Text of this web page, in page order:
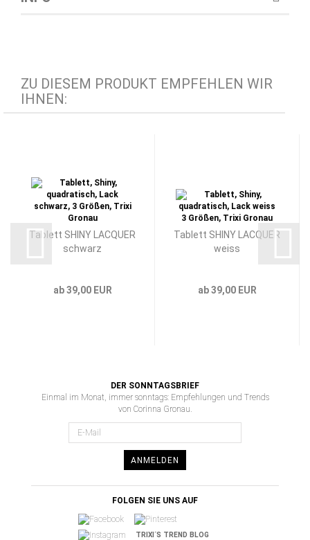
ZU DIESEM PRODUKT EMPFEHLEN WIR
IHNEN:
Tablett SHINY LACQUER
schwarz
ab 39,00 EUR
Tablett SHINY LACQUER
weiss
ab 39,00 EUR
DER SONNTAGSBRIEF
Einmal im Monat, immer sonntags: Empfehlungen und Trends
von Corinna Gronau.
ANMELDEN
FOLGEN SIE UNS AUF
TRIXI´S TREND BLOG